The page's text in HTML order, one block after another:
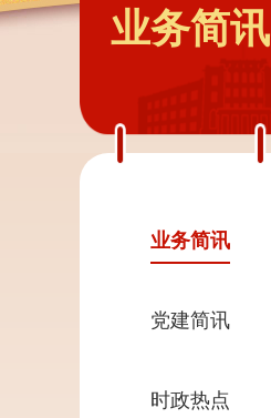
业务简讯
业务简讯
党建简讯
时政热点